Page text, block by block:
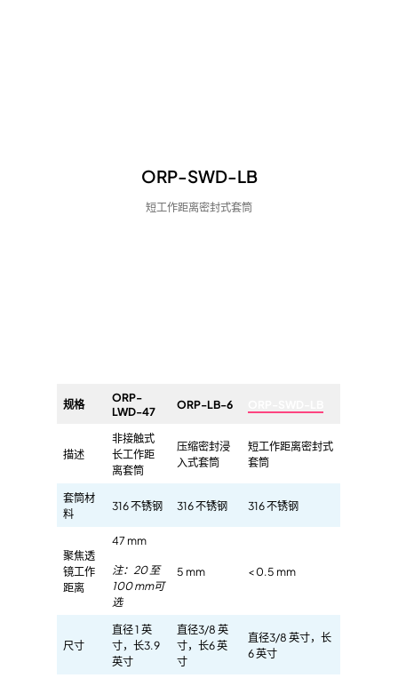
ORP-SWD-LB
短工作距离密封式套筒
规格
ORP-
LWD-47
ORP-LB-6
描述
非接触式
长工作距
离套筒
压缩密封浸
入式套筒
短工作距离密封式
套筒
套筒材
料
316 不锈钢 316 不锈钢 316 不锈钢
聚焦透
镜工作
距离
47 mm
注：20 至
100 mm可
选
5 mm < 0.5 mm
尺寸
直径 1 英
寸，长3.9
英寸
直径3/8 英
寸，长6 英
寸
直径3/8 英寸，长
6 英寸